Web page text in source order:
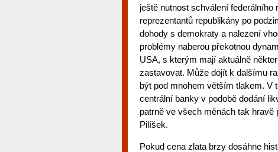
ještě nutnost schválení
reprezentantů republikány po
dohody s demokraty a nalezení
problémy naberou překotnou
USA, s kterým mají aktuálně
zastavovat. Může dojít k dalšímu
být pod mnohem větším tlakem. V
centrální banky v podobě dodání
patrně ve všech měnách tak hravě
Pilíšek.
Pokud cena zlata brzy dosáhne